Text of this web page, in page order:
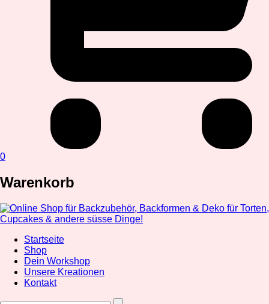
0
Warenkorb
Startseite
Shop
Dein Workshop
Unsere Kreationen
Kontakt